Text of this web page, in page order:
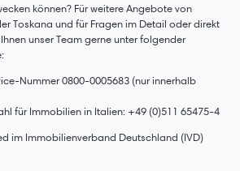
können? Für weitere Angebote von
Toskana und für Fragen im Detail oder direkt
unser Team gerne unter folgender
Nummer 0800-0005683 (nur innerhalb
für Immobilien in Italien: +49 (0)511 65475-4
im Immobilienverband Deutschland (IVD)